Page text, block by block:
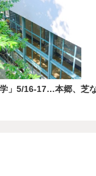
学」5/16-17…本郷、芝